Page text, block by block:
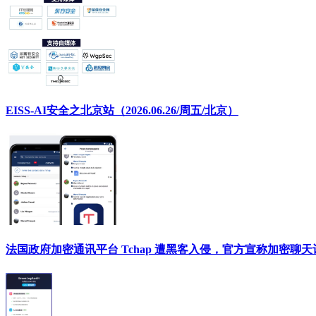
EISS-AI安全之北京站（2026.06.26/周五/北京）
法国政府加密通讯平台 Tchap 遭黑客入侵，官方宣称加密聊天